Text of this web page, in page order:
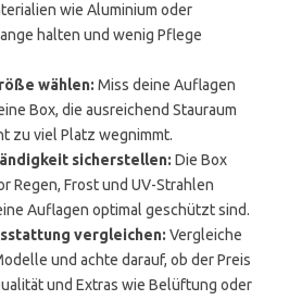
wie Aluminium oder
halten und wenig Pflege
wählen: Miss deine Auflagen
Box, die ausreichend Stauraum
zu viel Platz wegnimmt.
sicherstellen: Die Box
Regen, Frost und UV-Strahlen
Auflagen optimal geschützt sind.
vergleichen: Vergleiche
und achte darauf, ob der Preis
und Extras wie Belüftung oder